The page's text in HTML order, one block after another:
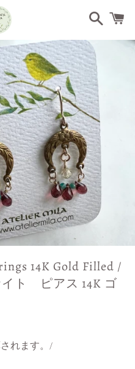
Search
14K Gold Filled /
ト ピアス 14K ゴ
れます。/